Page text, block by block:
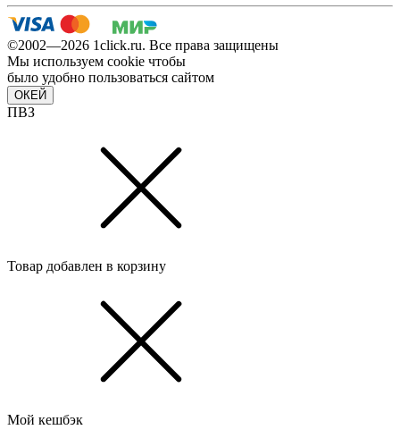
©2002—2026 1сlick.ru. Все права защищены
Мы используем cookie чтобы
было удобно пользоваться сайтом
ОКЕЙ
ПВЗ
Товар добавлен в корзину
Мой кешбэк